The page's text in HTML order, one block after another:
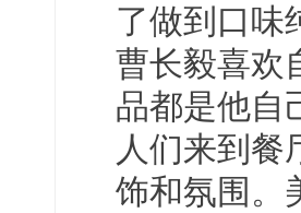
了做到口味
曹长毅喜欢
品都是他自
人们来到餐
饰和氛围。